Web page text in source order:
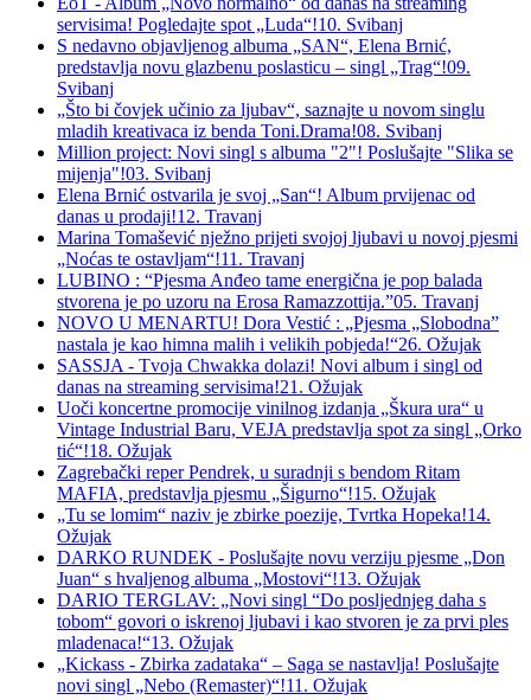
servisima! Pogledajte spot „Luda“!10. Svibanj
S nedavno objavljenog albuma „SAN“, Elena Brnić,
predstavlja novu glazbenu poslasticu – singl „Trag“!09.
Svibanj
„Što bi čovjek učinio za ljubav“, saznajte u novom singlu
mladih kreativaca iz benda Toni.Drama!08. Svibanj
Million project: Novi singl s albuma "2"! Poslušajte "Slika se
mijenja"!03. Svibanj
Elena Brnić ostvarila je svoj „San“! Album prvijenac od
danas u prodaji!12. Travanj
Marina Tomašević nježno prijeti svojoj ljubavi u novoj pjesmi
„Noćas te ostavljam“!11. Travanj
LUBINO : “Pjesma Anđeo tame energična je pop balada
stvorena je po uzoru na Erosa Ramazzottija.”05. Travanj
NOVO U MENARTU! Dora Vestić : „Pjesma „Slobodna”
nastala je kao himna malih i velikih pobjeda!“26. Ožujak
SASSJA - Tvoja Chwakka dolazi! Novi album i singl od
danas na streaming servisima!21. Ožujak
Uoči koncertne promocije vinilnog izdanja „Škura ura“ u
Vintage Industrial Baru, VEJA predstavlja spot za singl „Orko
tić“!18. Ožujak
Zagrebački reper Pendrek, u suradnji s bendom Ritam
MAFIA, predstavlja pjesmu „Šigurno“!15. Ožujak
„Tu se lomim“ naziv je zbirke poezije, Tvrtka Hopeka!14.
Ožujak
DARKO RUNDEK - Poslušajte novu verziju pjesme „Don
Juan“ s hvaljenog albuma „Mostovi“!13. Ožujak
DARIO TERGLAV: „Novi singl “Do posljednjeg daha s
tobom“ govori o iskrenoj ljubavi i kao stvoren je za prvi ples
mladenaca!“13. Ožujak
„Kickass - Zbirka zadataka“ – Saga se nastavlja! Poslušajte
novi singl „Nebo (Remaster)“!11. Ožujak